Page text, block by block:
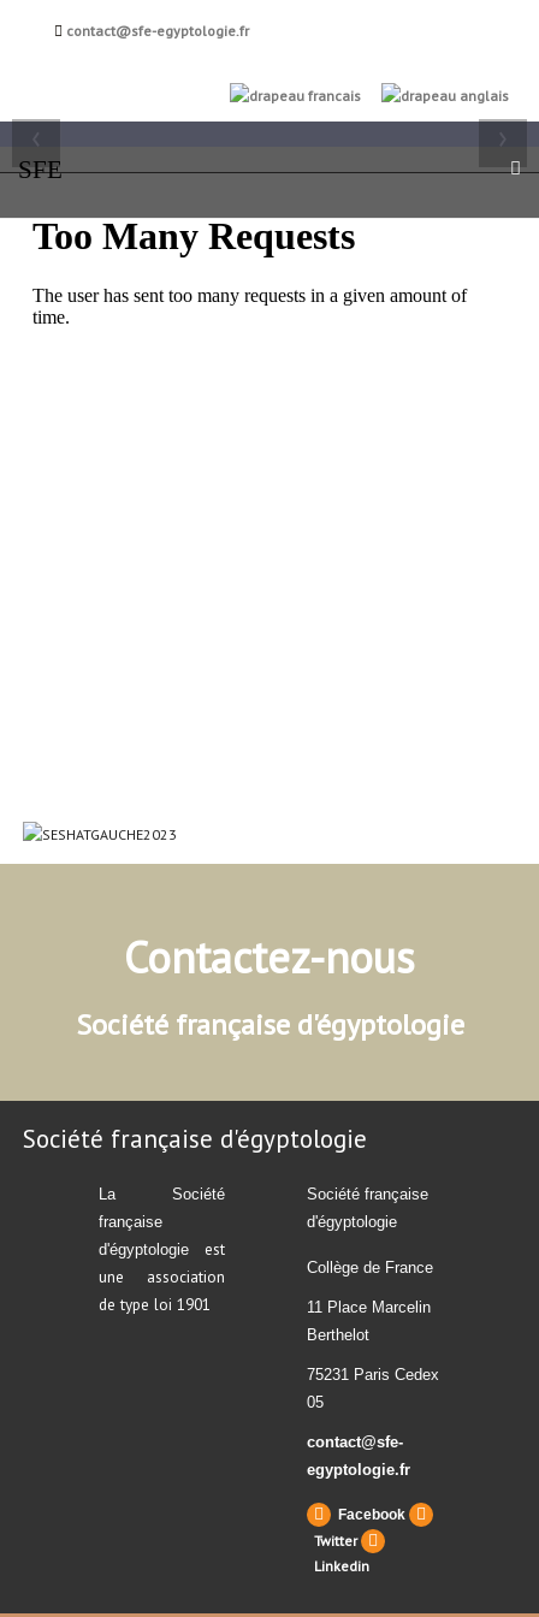
contact@sfe-egyptologie.fr
SFE
›
‹
Contactez-nous
Société française d'égyptologie
Société française d'égyptologie
La Société
française
d'égyptologieest
une association
de type loi 1901
Société française
d'égyptologie
Collège de France
11 Place Marcelin
Berthelot
75231 Paris Cedex
05
contact@sfe-
egyptologie.fr
Facebook
Twitter
Linkedin